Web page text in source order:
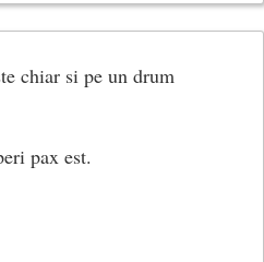
chiar si pe un drum
pax est.